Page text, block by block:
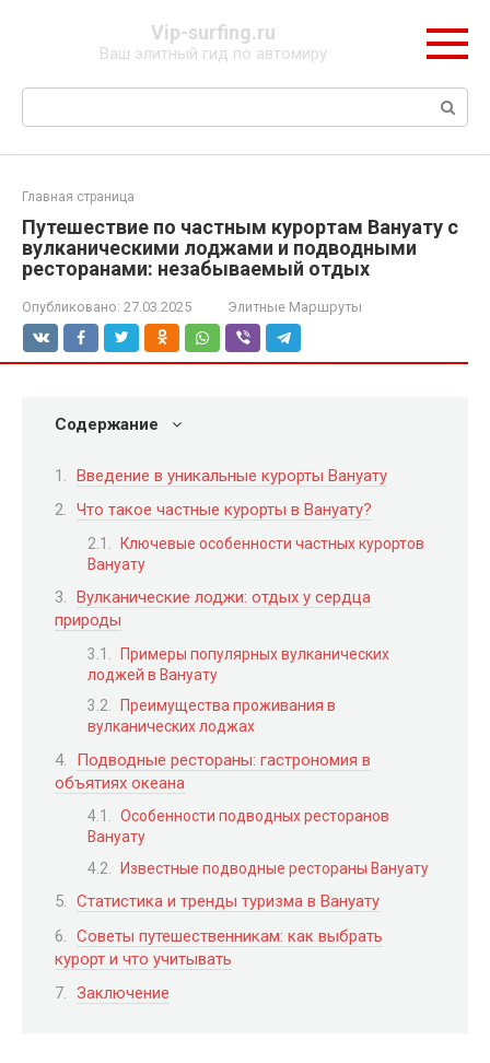
Vip-surfing.ru
Ваш элитный гид по автомиру
Поиск:
Главная страница
Путешествие по частным курортам Вануату с
вулканическими лоджами и подводными
ресторанами: незабываемый отдых
Опубликовано: 27.03.2025 Элитные Маршруты
Содержание
Введение в уникальные курорты Вануату
Что такое частные курорты в Вануату?
Ключевые особенности частных курортов
Вануату
Вулканические лоджи: отдых у сердца
природы
Примеры популярных вулканических
лоджей в Вануату
Преимущества проживания в
вулканических лоджах
Подводные рестораны: гастрономия в
объятиях океана
Особенности подводных ресторанов
Вануату
Известные подводные рестораны Вануату
Статистика и тренды туризма в Вануату
Советы путешественникам: как выбрать
курорт и что учитывать
Заключение